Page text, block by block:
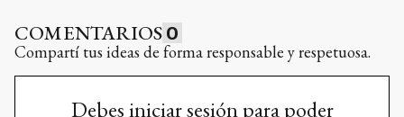
COMENTARIOS 0
Compartí tus ideas de forma responsable y respetuosa.
Debes iniciar sesión para poder